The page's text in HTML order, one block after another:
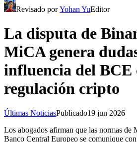
Revisado porYohan YuEditor
La disputa de
MiCA genera
influencia del BCE
regulación cripto
Últimas NoticiasPublicado19 jun 2026
Los abogados afirman que las normas
Banco Central Europeo se comunique